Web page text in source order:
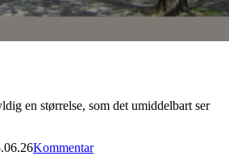
en størrelse, som det umiddelbart ser
Kommentar